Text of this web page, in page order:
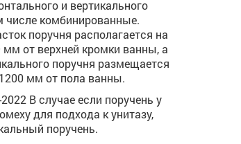
и вертикального
числе комбинированные.
поручня располагается на
мм от верхней кромки ванны, а
поручня размещается
мм от пола ванны.
В случае если поручень у
для подхода к унитазу,
поручень.